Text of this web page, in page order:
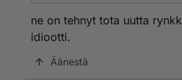
KIV23 ja TKIV23 ovat jo
mutta näiden kivääreiden
turvallinen 7.62x51 NATO.
Näitä on vähän, joten jos
ne on tehnyt tota uutta
idiootti.
Äänestä